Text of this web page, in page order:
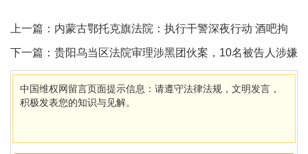
上一篇： 内蒙古鄂托克旗法院：执行干警深夜行动 酒吧拘
传被执行人
下一篇： 贵阳乌当区法院审理涉黑团伙案，10名被告人涉嫌
9宗罪
中国维权网留言页面提示信息：请遵守法律法规，文明发言，
积极发表您的知识与见解。